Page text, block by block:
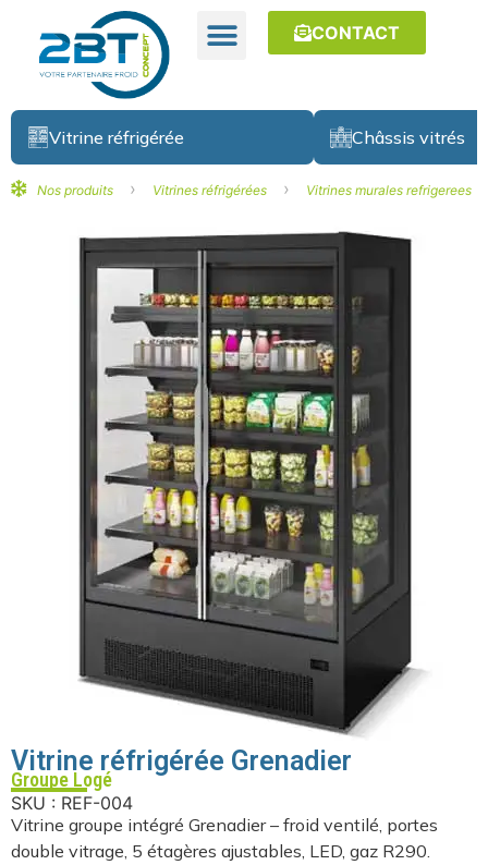
CONTACT
Vitrine réfrigérée Châssis vitrés
Nos produits › Vitrines réfrigérées › Vitrines murales refrigerees
Vitrine réfrigérée Grenadier
Groupe Logé
SKU : REF-004
Vitrine groupe intégré Grenadier – froid ventilé, portes
double vitrage, 5 étagères ajustables, LED, gaz R290.